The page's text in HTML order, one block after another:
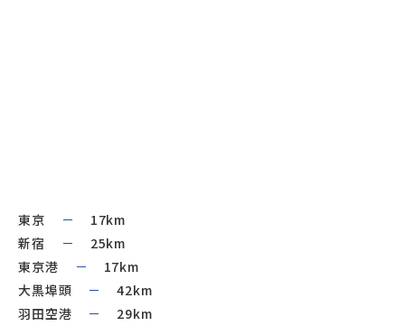
東京
17km
新宿
25km
東京港
17km
大黒埠頭
42km
羽田空港
29km